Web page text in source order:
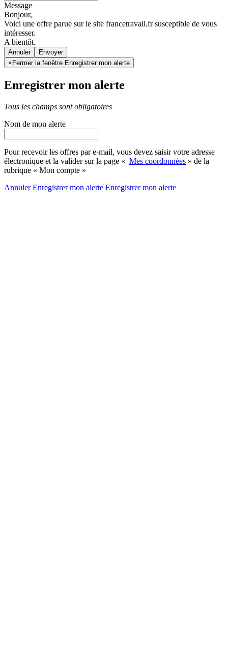
Message
Bonjour,
Voici une offre parue sur le site francetravail.fr susceptible de vous
intéresser.
A bientôt.
Annuler
×Fermer la fenêtre Enregistrer mon alerte
Enregistrer mon alerte
Tous les champs sont obligatoires
Nom de mon alerte
Pour recevoir les offres par e-mail, vous devez saisir votre adresse
électronique et la valider sur la page « Mes coordonnées » de la
rubrique « Mon compte »
AnnulerEnregistrer mon alerte Enregistrermon alerte